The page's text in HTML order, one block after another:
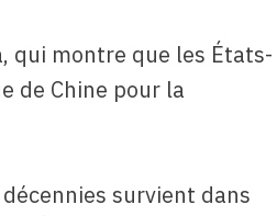
qui montre que les États-
de Chine pour la
survient dans